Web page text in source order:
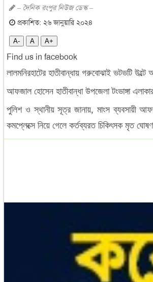
– দৈনিক রংপুর নিউজ ডেস্ক –
প্রকাশিত: ২৬ জানুয়ারি ২০২৪
A- A A+
Find us in facebook
লালমনিরহাটের হাতীবান্ধায় গরুবোঝাই ভটভটি
আফজাল হোসেন হাতীবান্ধা উপজেলা টংভাঙ্গা
পুলিশ ও স্থানীয় সূত্র জানায়, মাংস ব্যবসায়ী
কমপ্লেক্সে নিয়ে গেলে কর্তব্যরত চিকিৎসক মৃত